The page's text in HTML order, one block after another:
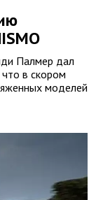
Палмер дал
в скором
моделей